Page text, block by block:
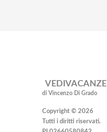
VEDIVACANZE
di Vincenzo Di Grado
Copyright © 2026
Tutti i diritti riservati.